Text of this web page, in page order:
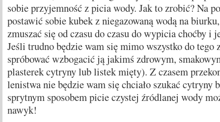
sobie przyjemność z picia wody. Jak to zrobić? Na
postawić sobie kubek z niegazowaną wodą na
zmuszać się od czasu do czasu do wypicia choćby i
Jeśli trudno będzie wam się mimo wszystko do tego
spróbować wzbogacić ją jakimś zdrowym,
plasterek cytryny lub listek mięty). Z czasem
lenistwa nie będzie wam się chciało szukać cytryny
sprytnym sposobem picie czystej źródlanej wody
nawyk!